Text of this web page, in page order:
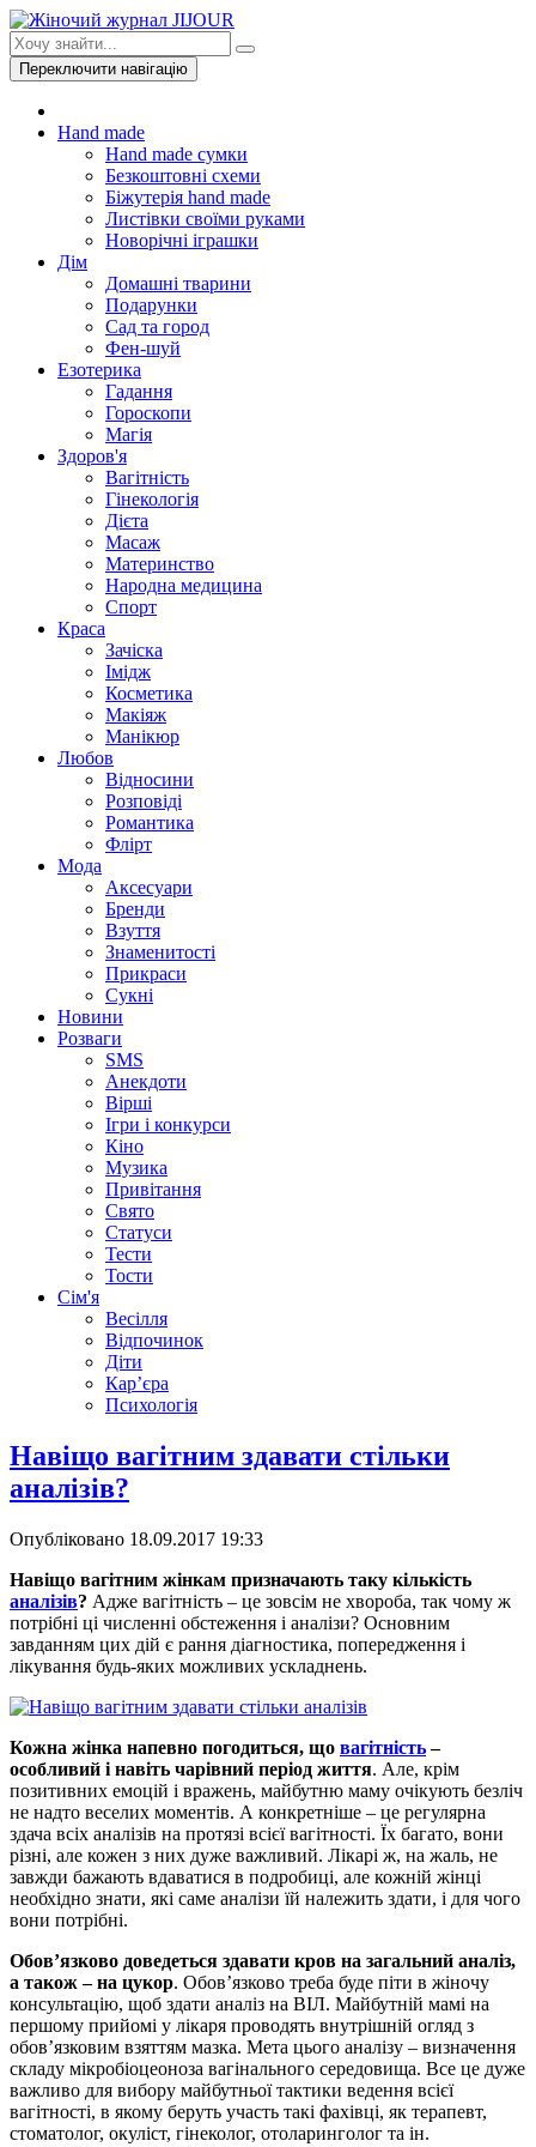
Переключити навігацію
Hand made
Hand made сумки
Безкоштовні схеми
Біжутерія hand made
Листівки своїми руками
Новорічні іграшки
Дім
Домашні тварини
Подарунки
Сад та город
Фен-шуй
Езотерика
Гадання
Гороскопи
Магія
Здоров'я
Вагітність
Гінекологія
Дієта
Масаж
Материнство
Народна медицина
Спорт
Краса
Зачіска
Імідж
Косметика
Макіяж
Манікюр
Любов
Відносини
Розповіді
Романтика
Флірт
Мода
Аксесуари
Бренди
Взуття
Знаменитості
Прикраси
Сукні
Новини
Розваги
SMS
Анекдоти
Вірші
Ігри і конкурси
Кіно
Музика
Привітання
Свято
Статуси
Тести
Тости
Сім'я
Весілля
Відпочинок
Діти
Кар’єра
Психологія
Навіщо вагітним здавати стільки
аналізів?
Опубліковано 18.09.2017 19:33
Навіщо вагітним жінкам призначають таку кількість
аналізів? Адже вагітність – це зовсім не хвороба, так чому ж
потрібні ці численні обстеження і аналізи? Основним
завданням цих дій є рання діагностика, попередження і
лікування будь-яких можливих ускладнень.
Кожна жінка напевно погодиться, що вагітність–
особливий і навіть чарівний період життя. Але, крім
позитивних емоцій і вражень, майбутню маму очікують безліч
не надто веселих моментів. А конкретніше – це регулярна
здача всіх аналізів на протязі всієї вагітності. Їх багато, вони
різні, але кожен з них дуже важливий. Лікарі ж, на жаль, не
завжди бажають вдаватися в подробиці, але кожній жінці
необхідно знати, які саме аналізи їй належить здати, і для чого
вони потрібні.
Обов’язково доведеться здавати кров на загальний аналіз,
а також – на цукор. Обов’язково треба буде піти в жіночу
консультацію, щоб здати аналіз на ВІЛ. Майбутній мамі на
першому прийомі у лікаря проводять внутрішній огляд з
обов’язковим взяттям мазка. Мета цього аналізу – визначення
складу мікробіоцеоноза вагінального середовища. Все це дуже
важливо для вибору майбутньої тактики ведення всієї
вагітності, в якому беруть участь такі фахівці, як терапевт,
стоматолог, окуліст, гінеколог, отоларинголог та ін.